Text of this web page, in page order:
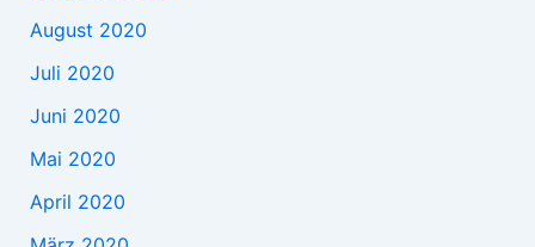
August 2020
Juli 2020
Juni 2020
Mai 2020
April 2020